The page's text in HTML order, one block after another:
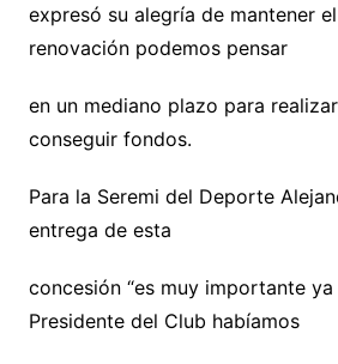
expresó su alegría de mantener
renovación podemos pensar
en un mediano plazo para
conseguir fondos.
Para la Seremi del Deporte
entrega de esta
concesión “es muy importante
Presidente del Club habíamos